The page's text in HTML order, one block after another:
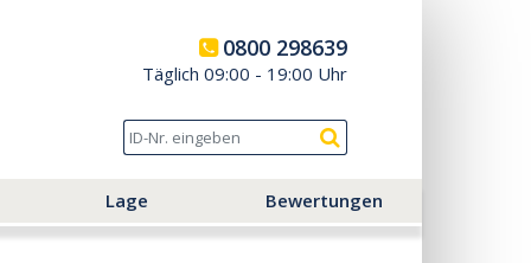
0800 298639
Täglich 09:00 - 19:00 Uhr
Lage Bewertungen